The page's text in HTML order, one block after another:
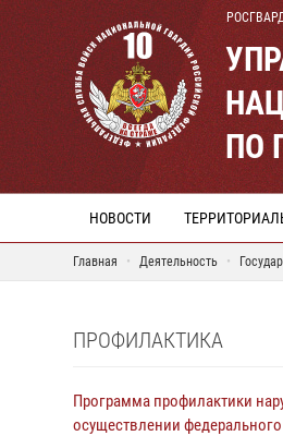
ПО
НОВОСТИ
Главная Деятельность
ПРОФИЛАКТИКА
Программа профилактики
осуществлении